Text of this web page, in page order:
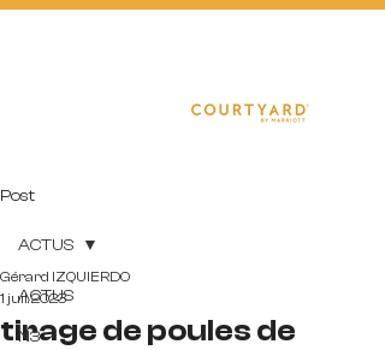
Post
ACTUS
N3
ACTUS
tirage de poules de
Gérard IZQUIERDO
1 juil. 2023